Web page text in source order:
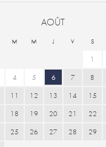
AOÛT
M M J V S
1
4 5 6 7 8
11 12 13 14 15
18 19 20 21 22
25 26 27 28 29